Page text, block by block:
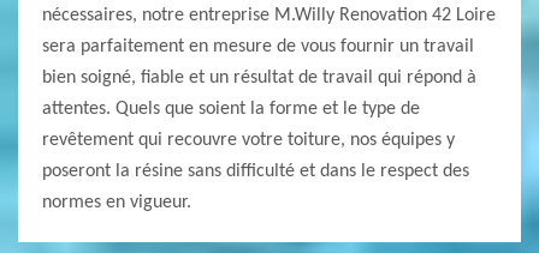
nécessaires, notre entreprise M.Willy Renovation 42 Loire
sera parfaitement en mesure de vous fournir un travail
bien soigné, fiable et un résultat de travail qui répond à
attentes. Quels que soient la forme et le type de
revêtement qui recouvre votre toiture, nos équipes y
poseront la résine sans difficulté et dans le respect des
normes en vigueur.